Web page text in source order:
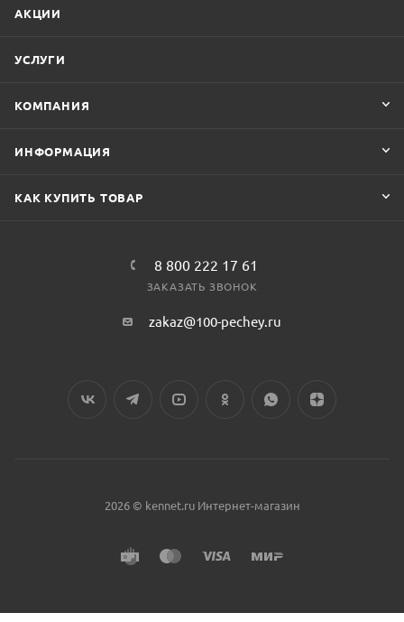
АКЦИИ
УСЛУГИ
КОМПАНИЯ
ИНФОРМАЦИЯ
КАК КУПИТЬ ТОВАР
8 800 222 17 61
ЗАКАЗАТЬ ЗВОНОК
zakaz@100-pechey.ru
2026 © kennet.ru Интернет-магазин